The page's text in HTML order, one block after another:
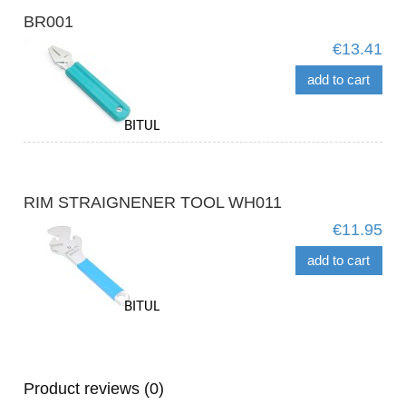
BR001
€13.41
add to cart
RIM STRAIGNENER TOOL WH011
€11.95
add to cart
Product reviews (0)